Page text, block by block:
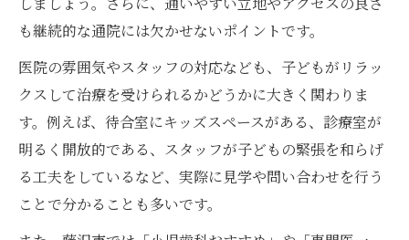
も継続的な通院には欠かせないポイントです。
医院の雰囲気やスタッフの対応なども、子どもがリラッ
クスして治療を受けられるかどうかに大きく関わりま
す。例えば、待合室にキッズスペースがある、診療室が
明るく開放的である、スタッフが子どもの緊張を和らげ
る工夫をしているなど、実際に見学や問い合わせを行う
ことで分かることも多いです。